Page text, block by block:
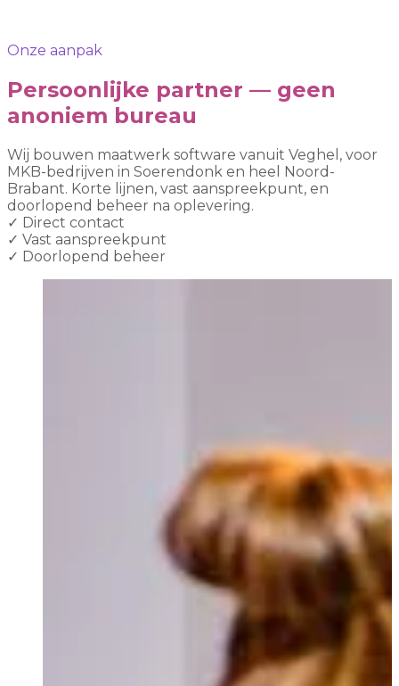
Onze aanpak
Persoonlijke partner — geen
anoniem bureau
Wij bouwen maatwerk software vanuit Veghel, voor
MKB-bedrijven in Soerendonk en heel Noord-
Brabant. Korte lijnen, vast aanspreekpunt, en
doorlopend beheer na oplevering.
✓ Direct contact
✓ Vast aanspreekpunt
✓ Doorlopend beheer